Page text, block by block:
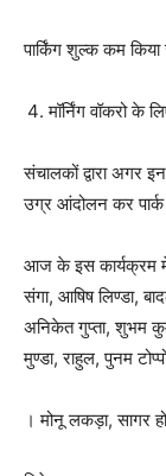
पार्किंग शुल्क कम किया
मॉर्निंग वॉकरो
संचालकों द्वारा अगर
उग्र आंदोलन कर पार्क
आज के इस कार्यक्रम में
संगा, आषिष लिण्डा,
अनिकेत गुप्ता, शुभम
मुण्डा, राहुल, पुनम
। मोनू लकड़ा, सागर